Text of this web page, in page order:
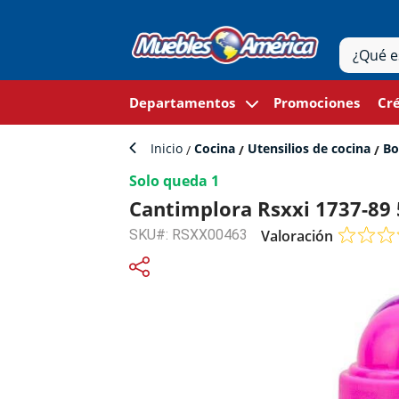
Departamentos Promociones
Inicio Cocina Utensilios de cocina
Solo queda 1
Cantimplora Rsxxi 1737-89
SKU#: RSXX00463 Valoración